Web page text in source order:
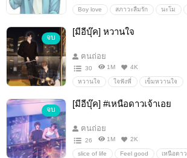
Boy love สภาวะลืมรัก นะโม
จบ
[มีอีบุ๊ค] หวานใจ
ฅนถ่อย
30 1M 4K
หวานใจ ใจฟังพี่ เข็มหวานใจ
จบ
[มีอีบุ๊ค] #เหนือดาวเจ้าเอย
ฅนถ่อย
26 1M 2K
slice of life Feel good เหนือดาว